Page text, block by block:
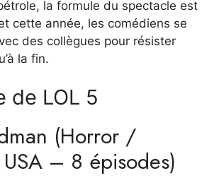
la formule du spectacle est
cette année, les comédiens se
des collègues pour résister
la fin.
de LOL 5
(Horror /
– 8 épisodes)